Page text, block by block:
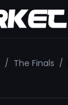
/ The Finals /